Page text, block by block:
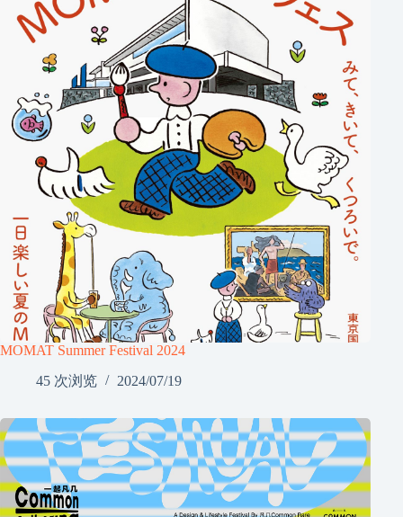
MOMAT Summer Festival 2024
45 次浏览
2024/07/19